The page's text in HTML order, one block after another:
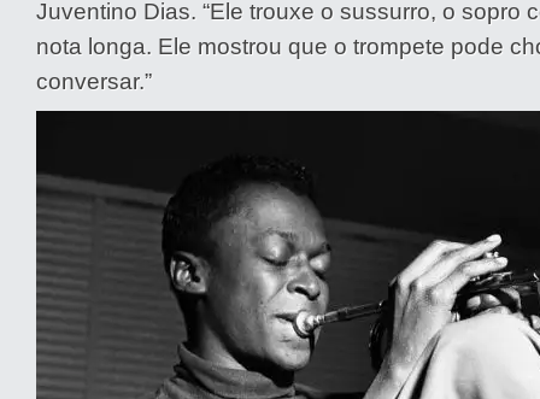
Juventino Dias. “Ele trouxe o sussurro, o sopro
nota longa. Ele mostrou que o trompete pode
conversar.”